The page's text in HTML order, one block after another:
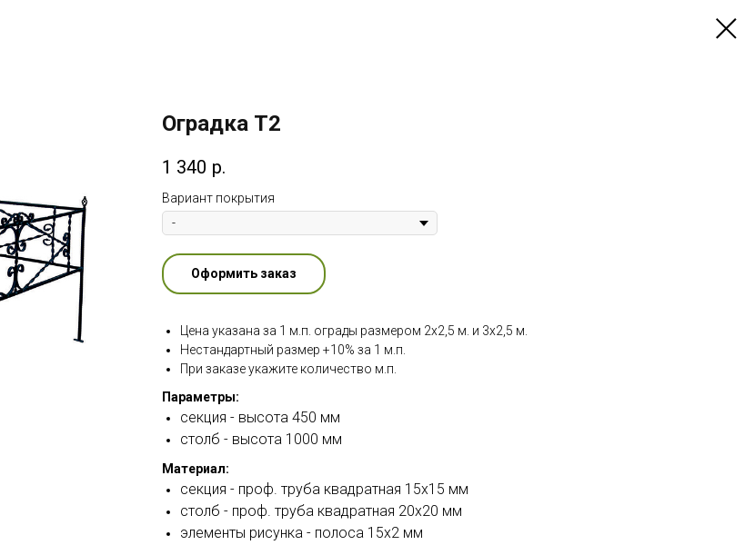
Оградка Т2
1 340 р.
Вариант покрытия
Оформить заказ
Цена указана за 1 м.п. ограды размером 2х2,5 м. и 3х2,5 м.
Нестандартный размер +10% за 1 м.п.
При заказе укажите количество м.п.
Параметры:
секция - высота 450 мм
столб - высота 1000 мм
Материал:
секция - проф. труба квадратная 15х15 мм
столб - проф. труба квадратная 20х20 мм
элементы рисунка - полоса 15х2 мм